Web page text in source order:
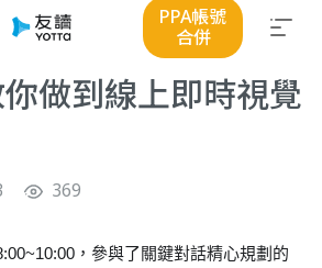
PPA帳號
合併
你做到線上即時視覺
369
， 參與了關鍵對話精心規劃的